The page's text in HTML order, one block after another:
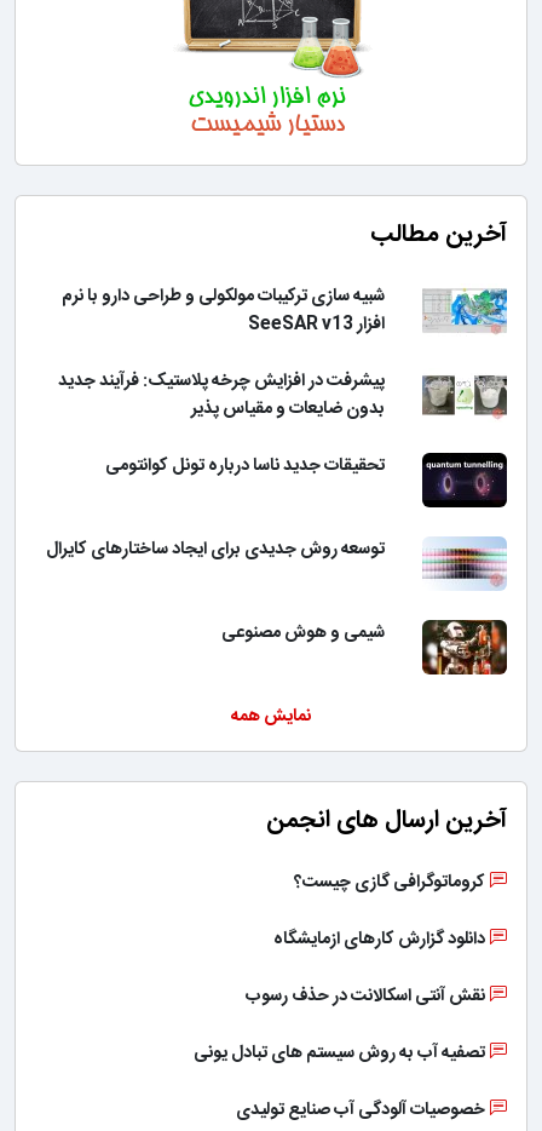
آخرین مطالب
شبیه سازی ترکیبات مولکولی و طراحی دارو با نرم
افزار SeeSAR v13
پیشرفت در افزایش چرخه پلاستیک: فرآیند جدید
بدون ضایعات و مقیاس پذیر
تحقیقات جدید ناسا درباره تونل کوانتومی
توسعه روش جدیدی برای ایجاد ساختارهای کایرال
شیمی و هوش مصنوعی
نمایش همه
آخرین ارسال های انجمن
کروماتوگرافی گازی چیست؟
دانلود گزارش کارهای ازمایشگاه
نقش آنتی اسکالانت در حذف رسوب
تصفیه آب به روش سیستم های تبادل یونی
خصوصیات آلودگی آب صنایع تولیدی